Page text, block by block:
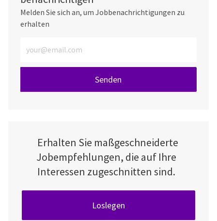
Melden Sie sich an, um Jobbenachrichtigungen zu
erhalten
Senden
Erhalten Sie maßgeschneiderte
Jobempfehlungen, die auf Ihre
Interessen zugeschnitten sind.
Loslegen